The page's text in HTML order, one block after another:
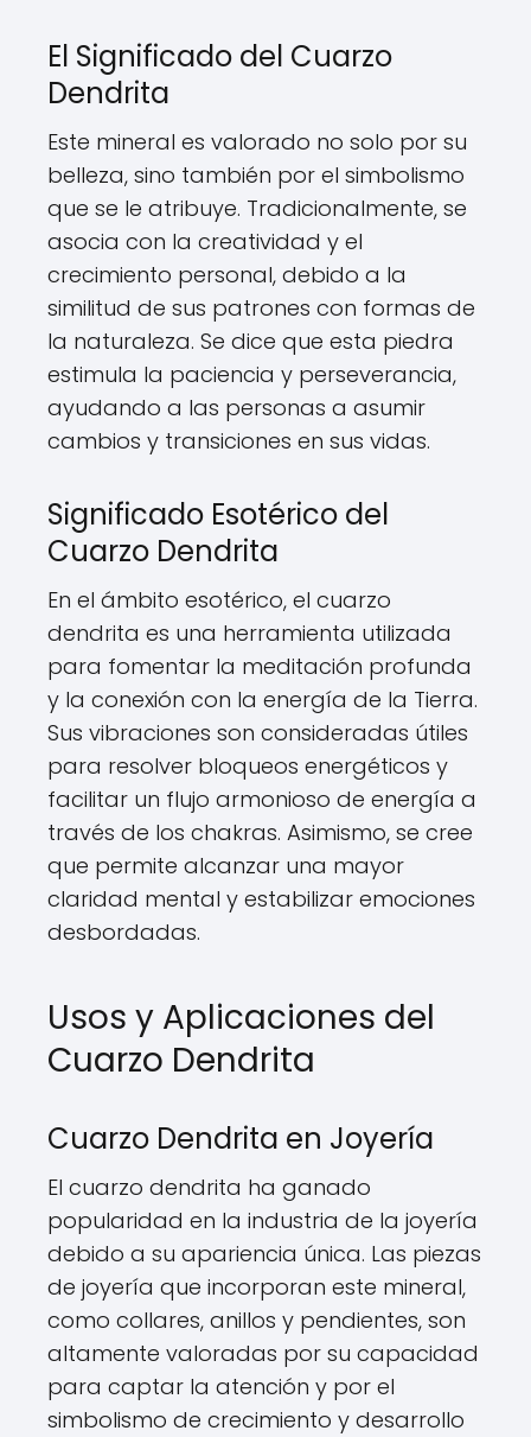
El Significado del Cuarzo
Dendrita
Este mineral es valorado no solo por su
belleza, sino también por el simbolismo
que se le atribuye. Tradicionalmente, se
asocia con la creatividad y el
crecimiento personal, debido a la
similitud de sus patrones con formas de
la naturaleza. Se dice que esta piedra
estimula la paciencia y perseverancia,
ayudando a las personas a asumir
cambios y transiciones en sus vidas.
Significado Esotérico del
Cuarzo Dendrita
En el ámbito esotérico, el cuarzo
dendrita es una herramienta utilizada
para fomentar la meditación profunda
y la conexión con la energía de la Tierra.
Sus vibraciones son consideradas útiles
para resolver bloqueos energéticos y
facilitar un flujo armonioso de energía a
través de los chakras. Asimismo, se cree
que permite alcanzar una mayor
claridad mental y estabilizar emociones
desbordadas.
Usos y Aplicaciones del
Cuarzo Dendrita
Cuarzo Dendrita en Joyería
El cuarzo dendrita ha ganado
popularidad en la industria de la joyería
debido a su apariencia única. Las piezas
de joyería que incorporan este mineral,
como collares, anillos y pendientes, son
altamente valoradas por su capacidad
para captar la atención y por el
simbolismo de crecimiento y desarrollo